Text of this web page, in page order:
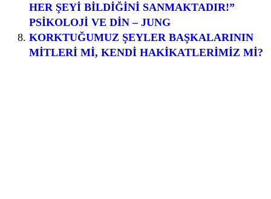
HER ŞEYİ BİLDİĞİNİ SANMAKTADIR!”
PSİKOLOJİ VE DİN – JUNG
KORKTUĞUMUZ ŞEYLER BAŞKALARININ
MİTLERİ Mİ, KENDİ HAKİKATLERİMİZ Mİ?